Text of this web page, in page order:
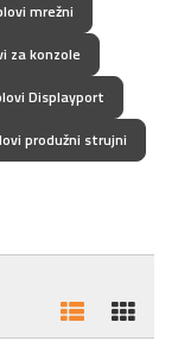
mrežni
za konzole
Displayport
produžni strujni